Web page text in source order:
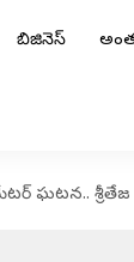
బిజినెస్
ఘటన..